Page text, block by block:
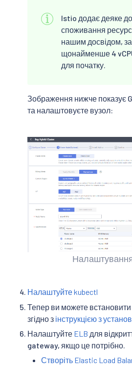
Istio додає деяке
споживання
нашим досвідом,
щонайменше 4 vCPU
для початку.
Зображення нижче показує
та налаштовуєте вузол:
Налаштуйте kubectl
Тепер ви можете встановити
згідно з інструкцією з
Налаштуйте ELB для
gateway, якщо це потрібно.
Створіть Elastic Load